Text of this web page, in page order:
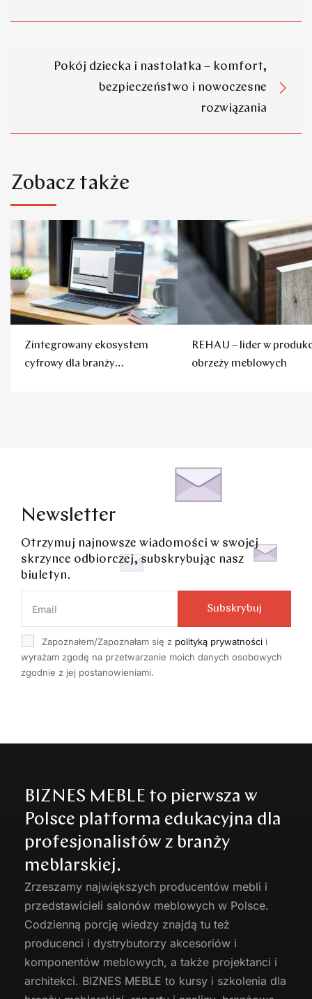
Pokój dziecka i nastolatka – komfort,
bezpieczeństwo i nowoczesne
rozwiązania
Zobacz także
Zintegrowany ekosystem
cyfrowy dla branży
REHAU – lider w
obrzeży meblowych
Newsletter
Otrzymuj najnowsze wiadomości w swojej
skrzynce odbiorczej, subskrybując nasz
biuletyn.
Zapoznałem/Zapoznałam się z polityką prywatności i
wyrażam zgodę na przetwarzanie moich danych osobowych
zgodnie z jej postanowieniami.
Subskrybuj
BIZNES MEBLE to pierwsza w
Polsce platforma edukacyjna dla
profesjonalistów z branży
meblarskiej.
Zrzeszamy największych producentów mebli i
przedstawicieli salonów meblowych w Polsce.
Codzienną porcję wiedzy znajdą tu też
producenci i dystrybutorzy akcesoriów i
komponentów meblowych, a także projektanci i
architekci. BIZNES MEBLE to kursy i szkolenia dla